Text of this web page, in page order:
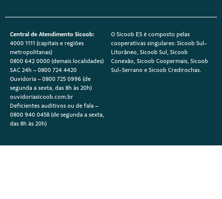
O Sicoob ES é composto pelas
cooperativas singulares: Sicoob Sul-
Litorâneo, Sicoob Sul, Sicoob
Conexão, Sicoob Coopermais, Sicoob
Sul-Serrano e Sicoob Credirochas.
Central de Atendimento Sicoob:
4000 1111 (capitais e regiões
metropolitanas)
0800 642 0000 (demais localidades)
SAC 24h – 0800 724 4420
Ouvidoria – 0800 725 0996 (de
segunda a sexta, das 8h às 20h)
ouvidoriasicoob.com.br
Deficientes auditivos ou de fala –
0800 940 0458 (de segunda a sexta,
das 8h às 20h)